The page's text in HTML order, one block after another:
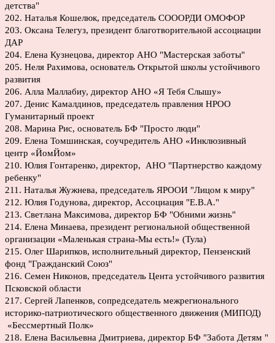
детства"
202. Наталья Кошелюк, председатель СОООРДИ ОМОФОР
203. Оксана Телегуз, президент благотворительной ассоциации
ДАР
204. Елена Кузнецова, директор АНО "Мастерская заботы"
205. Неля Рахимова, основатель Открытой школы устойчивого
развития
206. Алла Маллабиу, директор АНО «Я Тебя Слышу»
207. Денис Камалдинов, председатель правления НРОО
Гуманитарный проект
208. Марина Рис, основатель БФ "Просто люди"
209. Елена Томшинская, соучредитель АНО «Инклюзивный
центр «ЙомЙом»
210. Юлия Гонтаренко, директор, АНО "Партнерство каждому
ребенку"
211. Наталья Жужнева, председатель ЯРООИ "Лицом к миру"
212. Юлия Годунова, директор, Ассоциация "Е.В.А."
213. Светлана Максимова, директор БФ "Обними жизнь"
214. Елена Минаева, президент региональной общественной
организации «Маленькая страна-Мы есть!» (Тула)
215. Олег Шарипков, исполнительный директор, Пензенский
фонд "Гражданский Союз"
216. Семен Никонов, председатель Цента устойчивого развития
Псковской области
217. Сергей Лапенков, сопредседатель межрегионального
историко-патриотического общественного движения (МИПОД)
«Бессмертный Полк»
218. Елена Васильевна Дмитриева, директор БФ "Забота Детям "